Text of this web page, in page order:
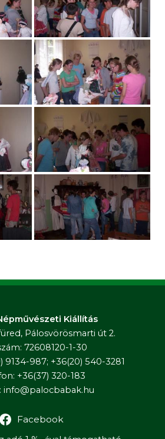
Kiállítás
Pálosvörösmarti út 2.
72608120-1-30
9134-987; +36(20) 540-3281
+36(37) 320-183
info@palocbabak.hu
Facebook